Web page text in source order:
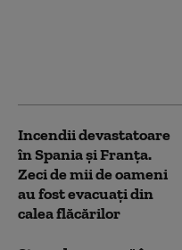
Incendii devastatoare
în Spania și Franța.
Zeci de mii de oameni
au fost evacuați din
calea flăcărilor